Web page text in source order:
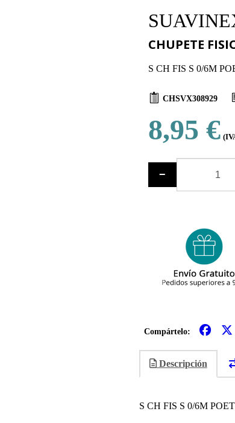
CHUPETE
S CH FIS S 0/6M
CHSVX308929
8,95 €
−
Compártelo:
Descripción
S CH FIS S 0/6M